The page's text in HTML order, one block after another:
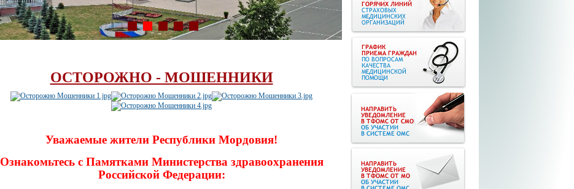
ОСТОРОЖНО - МОШЕННИКИ
Уважаемые жители Республики Мордовия!
Ознакомьтесь с Памятками Министерства здравоохранения
Российской Федерации: